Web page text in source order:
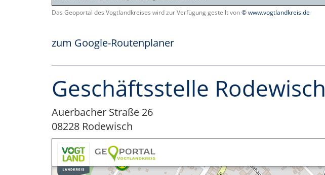
Das Geoportal des Vogtlandkreises wird zur Verfügung gestellt von© www.vogtlandkreis.de
zum Google-Routenplaner
Geschäftsstelle Rodewisch
Auerbacher Straße 26
08228 Rodewisch